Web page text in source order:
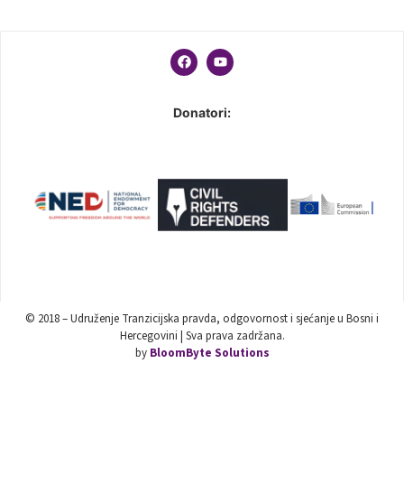
Donatori:
© 2018 – Udruženje Tranzicijska pravda, odgovornost i sjećanje u Bosni i
Hercegovini | Sva prava zadržana.
by BloomByte Solutions